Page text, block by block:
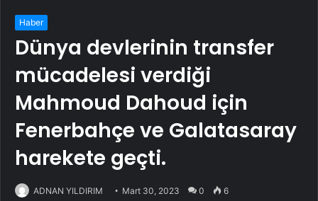
Haber
Dünya devlerinin transfer
mücadelesi verdiği
Mahmoud Dahoud için
Fenerbahçe ve Galatasaray
harekete geçti.
ADNAN YILDIRIM Mart 30, 2023 0 6